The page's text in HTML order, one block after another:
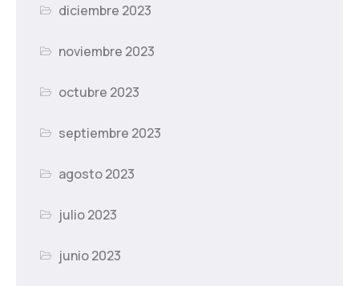
diciembre 2023
noviembre 2023
octubre 2023
septiembre 2023
agosto 2023
julio 2023
junio 2023